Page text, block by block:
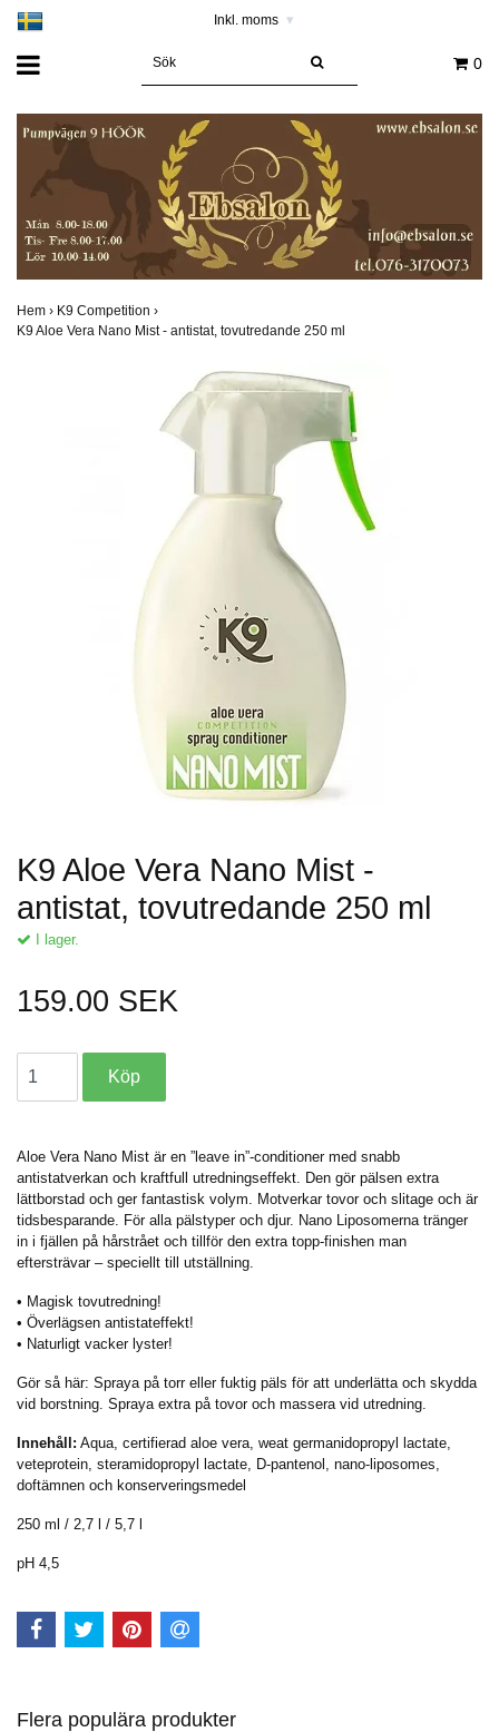
Inkl. moms ▾
0
Hem › K9 Competition ›
K9 Aloe Vera Nano Mist - antistat, tovutredande 250 ml
K9 Aloe Vera Nano Mist -
antistat, tovutredande 250 ml
I lager.
159.00 SEK
Aloe Vera Nano Mist är en ”leave in”-conditioner med snabb
antistatverkan och kraftfull utredningseffekt. Den gör pälsen extra
lättborstad och ger fantastisk volym. Motverkar tovor och slitage och är
tidsbesparande. För alla pälstyper och djur. Nano Liposomerna tränger
in i fjällen på hårstrået och tillför den extra topp-finishen man
eftersträvar – speciellt till utställning.
• Magisk tovutredning!
• Överlägsen antistateffekt!
• Naturligt vacker lyster!
Gör så här: Spraya på torr eller fuktig päls för att underlätta och skydda
vid borstning. Spraya extra på tovor och massera vid utredning.
Innehåll: Aqua, certifierad aloe vera, weat germanidopropyl lactate,
veteprotein, steramidopropyl lactate, D-pantenol, nano-liposomes,
doftämnen och konserveringsmedel
250 ml / 2,7 l / 5,7 l
pH 4,5
Flera populära produkter